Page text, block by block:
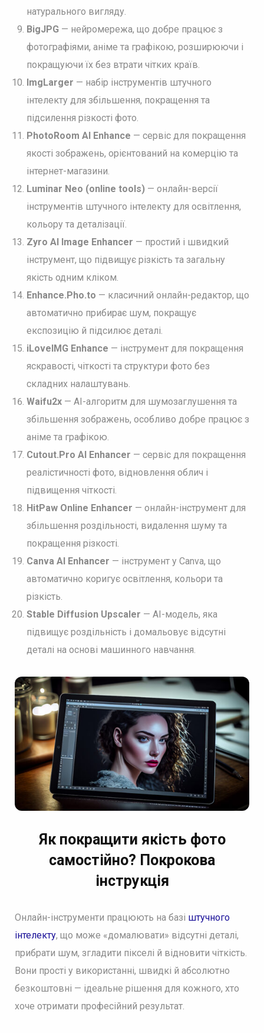
натурального вигляду.
BigJPG — нейромережа, що добре працює з
фотографіями, аніме та графікою, розширюючи і
покращуючи їх без втрати чітких країв.
ImgLarger — набір інструментів штучного
інтелекту для збільшення, покращення та
підсилення різкості фото.
PhotoRoom AI Enhance — сервіс для покращення
якості зображень, орієнтований на комерцію та
інтернет-магазини.
Luminar Neo (online tools) — онлайн-версії
інструментів штучного інтелекту для освітлення,
кольору та деталізації.
Zyro AI Image Enhancer — простий і швидкий
інструмент, що підвищує різкість та загальну
якість одним кліком.
Enhance.Pho.to — класичний онлайн-редактор, що
автоматично прибирає шум, покращує
експозицію й підсилює деталі.
iLoveIMG Enhance — інструмент для покращення
яскравості, чіткості та структури фото без
складних налаштувань.
Waifu2x — AI-алгоритм для шумозаглушення та
збільшення зображень, особливо добре працює з
аніме та графікою.
Cutout.Pro AI Enhancer — сервіс для покращення
реалістичності фото, відновлення облич і
підвищення чіткості.
HitPaw Online Enhancer — онлайн-інструмент для
збільшення роздільності, видалення шуму та
покращення різкості.
Canva AI Enhancer — інструмент у Canva, що
автоматично коригує освітлення, кольори та
різкість.
Stable Diffusion Upscaler — AI-модель, яка
підвищує роздільність і домальовує відсутні
деталі на основі машинного навчання.
Як покращити якість фото
самостійно? Покрокова
інструкція
Онлайн-інструменти працюють на базі штучного
інтелекту, що може «домалювати» відсутні деталі,
прибрати шум, згладити пікселі й відновити чіткість.
Вони прості у використанні, швидкі й абсолютно
безкоштовні — ідеальне рішення для кожного, хто
хоче отримати професійний результат.